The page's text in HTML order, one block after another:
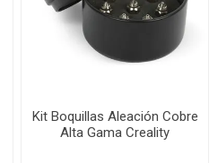
Kit Boquillas Aleación Cobre
Alta Gama Creality